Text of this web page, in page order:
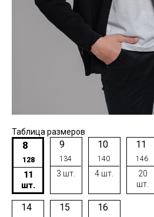
Таблица размеров
8
128
11
шт.
9
134
3 шт.
10
140
4 шт.
11
146
20
шт.
14 15 16